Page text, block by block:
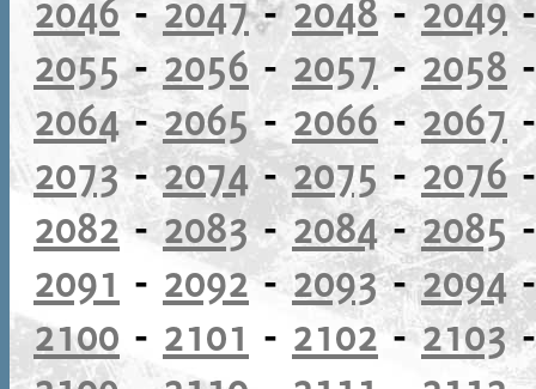
2046 - 2047-2048- 2049
2055- 2056 - 2057 - 2058
2064-2065-2066-2067
2073-2074-2075 -2076
2082 - 2083-2084-2085
2091 - 2092- 2093-2094
2100 - 2101 - 2102-2103